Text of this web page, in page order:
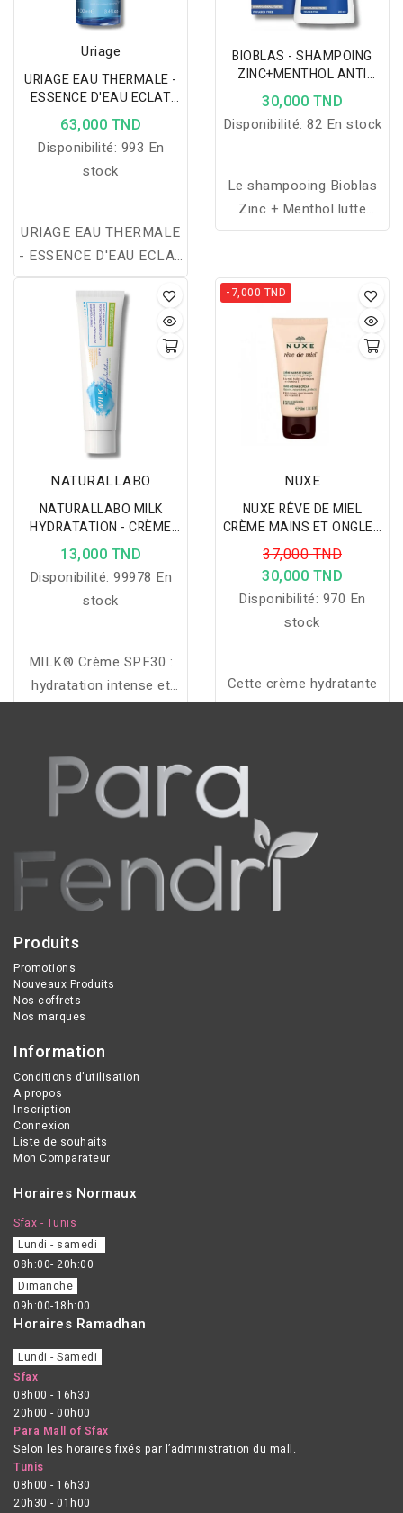
Uriage
URIAGE EAU THERMALE -
ESSENCE D'EAU ECLAT
100ML
63,000 TND
Disponibilité: 993 En
stock
URIAGE EAU THERMALE
- ESSENCE D'EAU ECLAT
100ML
BIOBLAS - SHAMPOING
ZINC+MENTHOL ANTI
PELLICULAIRE 360ML
30,000 TND
Disponibilité: 82 En stock
Le shampooing Bioblas
Zinc + Menthol lutte
efficacement contre les
cheveux, tout en apaisant
le cuir chevelu grâce à sa
formule naturelle enrichie
en zinc, menthol et
complexe végétal B19.
NATURALLABO
NATURALLABO MILK
HYDRATATION - CRÈME
HYDRATANTE VISAGE
MAINS CORPS SPF30
50ML
13,000 TND
Disponibilité:99978 En
stock
MILK® Crème SPF30 :
hydratation intense et
protection solaire pour
ou déshydratées, visage
et corps, adultes et
enfants.
-7,000 TND
NUXE
NUXE RÊVE DE MIEL
CRÈME MAINS ET ONGLES
50ML
37,000 TND
30,000 TND
Disponibilité: 970 En
stock
Cette crème hydratante
mains, au Miel et Huiles
abîmées. Sa texture
soyeuse au doux parfum
de miel enveloppe les
effet gras.
Produits
Promotions
Nouveaux Produits
Nos coffrets
Nos marques
Information
Conditions d'utilisation
A propos
Inscription
Connexion
Liste de souhaits
Mon Comparateur
Horaires Normaux
Sfax - Tunis
Lundi - samedi
08h:00- 20h:00
Dimanche
09h:00-18h:00
Horaires Ramadhan
Lundi - Samedi
Sfax
08h00 - 16h30
20h00 - 00h00
Para Mall of Sfax
Selon les horaires fixés par l’administration du mall.
Tunis
08h00 - 16h30
20h30 - 01h00